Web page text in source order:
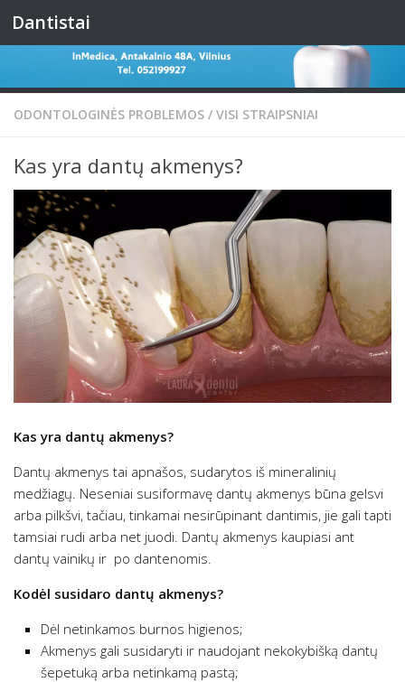
Skip to content
Dantistai
ODONTOLOGINĖS PROBLEMOS / VISI STRAIPSNIAI
Kas yra dantų akmenys?
Kas yra dantų akmenys?
Dantų akmenys tai apnašos, sudarytos iš mineralinių
medžiagų. Neseniai susiformavę dantų akmenys būna gelsvi
arba pilkšvi, tačiau, tinkamai nesirūpinant dantimis, jie gali tapti
tamsiai rudi arba net juodi. Dantų akmenys kaupiasi ant
dantų vainikų ir po dantenomis.
Kodėl susidaro dantų akmenys?
Dėl netinkamos burnos higienos;
Akmenys gali susidaryti ir naudojant nekokybišką dantų
šepetuką arba netinkamą pastą;